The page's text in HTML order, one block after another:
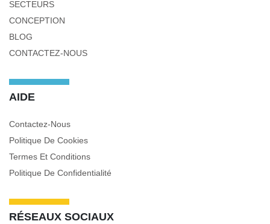
SECTEURS
CONCEPTION
BLOG
CONTACTEZ-NOUS
AIDE
Contactez-Nous
Politique De Cookies
Termes Et Conditions
Politique De Confidentialité
RÉSEAUX SOCIAUX